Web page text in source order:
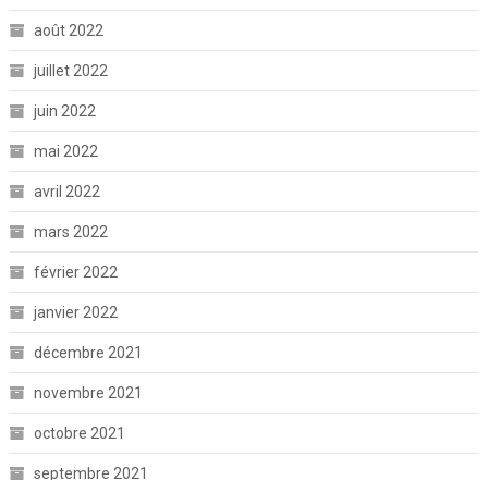
août 2022
juillet 2022
juin 2022
mai 2022
avril 2022
mars 2022
février 2022
janvier 2022
décembre 2021
novembre 2021
octobre 2021
septembre 2021